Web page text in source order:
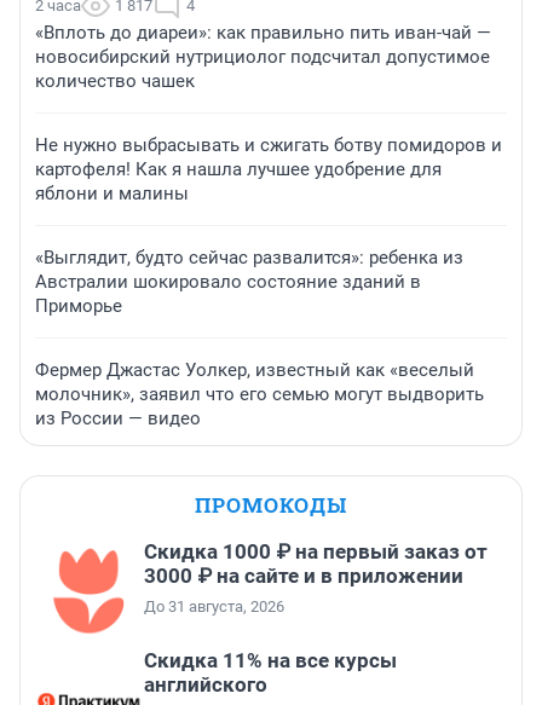
2 часа 1 817 4
«Вплоть до диареи»: как правильно пить иван-чай —
новосибирский нутрициолог подсчитал допустимое
количество чашек
Не нужно выбрасывать и сжигать ботву помидоров и
картофеля! Как я нашла лучшее удобрение для
яблони и малины
«Выглядит, будто сейчас развалится»: ребенка из
Австралии шокировало состояние зданий в
Приморье
Фермер Джастас Уолкер, известный как «веселый
молочник», заявил что его семью могут выдворить
из России — видео
ПРОМОКОДЫ
Скидка 1000 ₽ на первый заказ от
3000 ₽ на сайте и в приложении
До 31 августа, 2026
Скидка 11% на все курсы
английского